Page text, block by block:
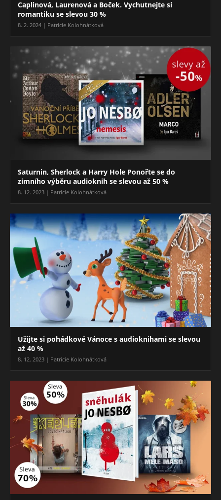
Caplinová, Laurenová a Boček. Vychutnejte si
romantiku se slevou 30 %
8. 2. 2024 | Patricie Kolohnátková
Saturnin, Sherlock a Harry Hole Ponořte se do
zimního výběru audioknih se slevou až 50 %
8. 12. 2023 | Patricie Kolohnátková
Užijte si pohádkové Vánoce s audioknihami se slevou
až 40 %
8. 12. 2023 | Patricie Kolohnátková